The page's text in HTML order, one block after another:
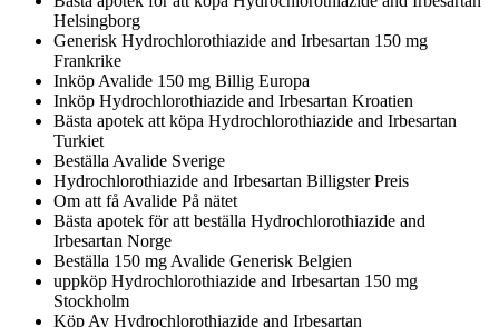
Helsingborg
Generisk Hydrochlorothiazide and Irbesartan 150 mg
Frankrike
Inköp Avalide 150 mg Billig Europa
Inköp Hydrochlorothiazide and Irbesartan Kroatien
Bästa apotek att köpa Hydrochlorothiazide and Irbesartan
Turkiet
Beställa Avalide Sverige
Hydrochlorothiazide and Irbesartan Billigster Preis
Om att få Avalide På nätet
Bästa apotek för att beställa Hydrochlorothiazide and
Irbesartan Norge
Beställa 150 mg Avalide Generisk Belgien
uppköp Hydrochlorothiazide and Irbesartan 150 mg
Stockholm
Köp Av Hydrochlorothiazide and Irbesartan